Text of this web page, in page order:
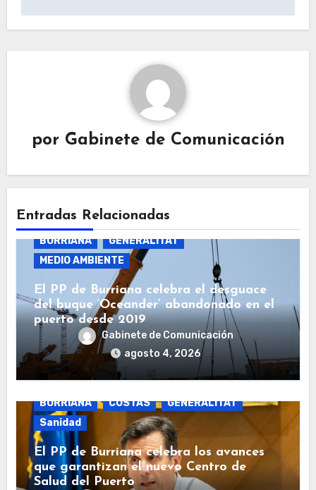
por Gabinete de Comunicación
Entradas Relacionadas
BURRIANA
GENERALITAT
MEDIO AMBIENTE
El PP de Burriana celebra el desguace
del buque ‘Oceander’ abandonado en el
puerto desde 2019
Gabinete de Comunicación
agosto 4, 2026
BURRIANA COSTAS
GENERALITAT
Sanidad
El PP de Burriana celebra los avances
que garantizan el nuevo Centro de
Salud del Puerto